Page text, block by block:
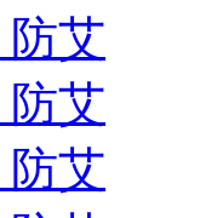
艾
艾
艾